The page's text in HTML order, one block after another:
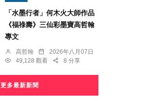
「水墨行者」何木火大師作品
《福祿壽》三仙彩墨寶高哲翰
專文
高哲翰
2026年八月07日
49,128 觀看
8 分享
更多最新新聞